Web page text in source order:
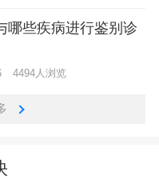
哪些疾病进行鉴别诊
4494人浏览